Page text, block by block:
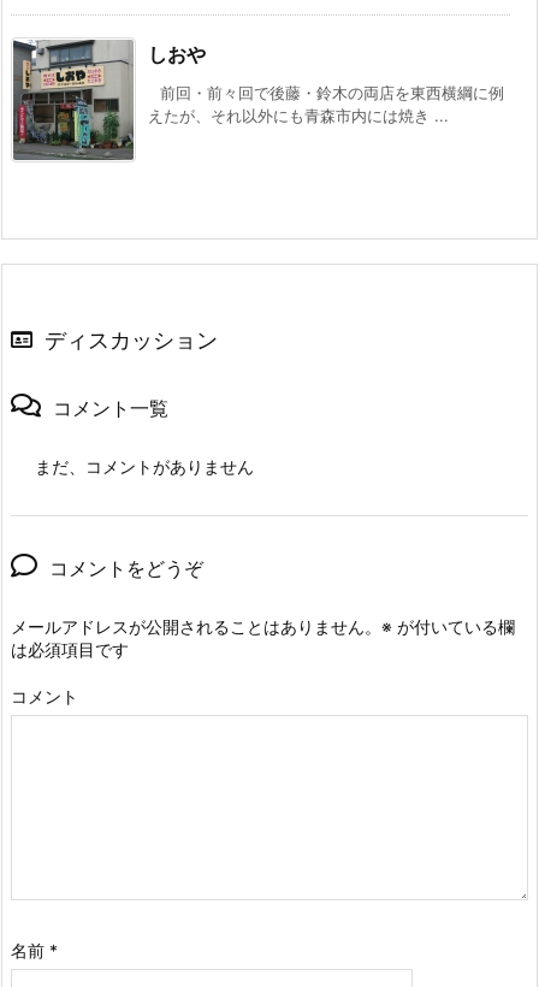
しおや
前回・前々回で後藤・鈴木の両店を東西横綱に例
えたが、それ以外にも青森市内には焼き ...
ディスカッション
コメント一覧
まだ、コメントがありません
コメントをどうぞ
メールアドレスが公開されることはありません。 ※ が付いている欄
は必須項目です
コメント
名前 *